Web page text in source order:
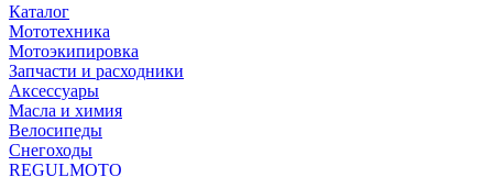
Каталог
Мототехника
Мотоэкипировка
Запчасти и расходники
Аксессуары
Масла и химия
Велосипеды
Снегоходы
REGULMOTO